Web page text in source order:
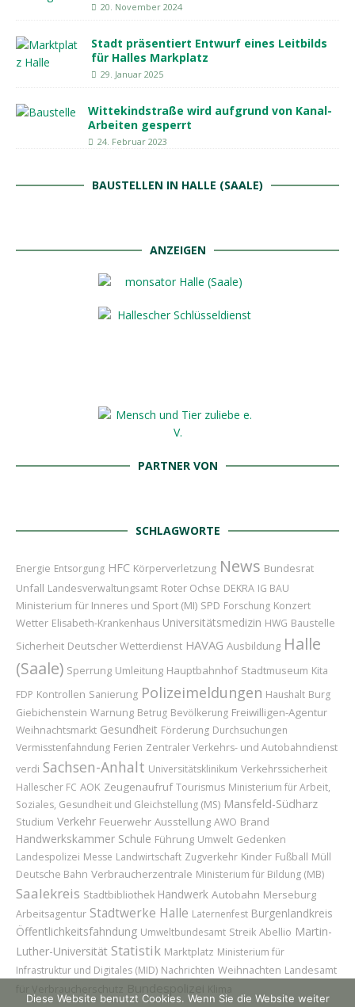
20. November 2024
Stadt präsentiert Entwurf eines Leitbilds
für Halles Markplatz
29. Januar 2025
Wittekindstraße wird aufgrund von Kanal-
Arbeiten gesperrt
24. Februar 2023
BAUSTELLEN IN HALLE (SAALE)
ANZEIGEN
PARTNER VON
SCHLAGWORTE
Energie Entsorgung HFC Körperverletzung News Bundesrat
Unfall Landesverwaltungsamt Roter Ochse DEKRA IG BAU
Ministerium für Inneres und Sport (MI) SPD Forschung Konzert
Wetter Elisabeth-Krankenhaus Universitätsmedizin HWG Baustelle
Sicherheit Deutscher Wetterdienst HAVAG Ausbildung Halle
(Saale) Sperrung Umleitung Hauptbahnhof Stadtmuseum Kita
FDP Kontrollen Sanierung Polizeimeldungen Haushalt Burg
Giebichenstein Warnung Betrug Bevölkerung Freiwilligen-Agentur
Weihnachtsmarkt Gesundheit Förderung Durchsuchungen
Vermisstenfahndung Ferien Zentraler Verkehrs- und Autobahndienst
verdi Sachsen-Anhalt Universitätsklinikum Verkehrssicherheit
Hallescher FC AOK Zeugenaufruf Tourismus Ministerium für Arbeit,
Soziales, Gesundheit und Gleichstellung (MS) Mansfeld-Südharz
Studium Verkehr Feuerwehr Ausstellung AWO Brand
Handwerkskammer Schule Führung Umwelt Gedenken
Landespolizei Messe Landwirtschaft Zugverkehr Kinder Fußball Müll
Deutsche Bahn Verbraucherzentrale Ministerium für Bildung (MB)
Saalekreis Stadtbibliothek Handwerk Autobahn Merseburg
Arbeitsagentur Stadtwerke Halle Laternenfest Burgenlandkreis
Öffentlichkeitsfahndung Umweltbundesamt Streik Abellio Martin-
Luther-Universität Statistik Marktplatz Ministerium für
Infrastruktur und Digitales (MID) Nachrichten Weihnachten Landesamt
Diese Website benutzt Cookies. Wenn Sie die Website weiter